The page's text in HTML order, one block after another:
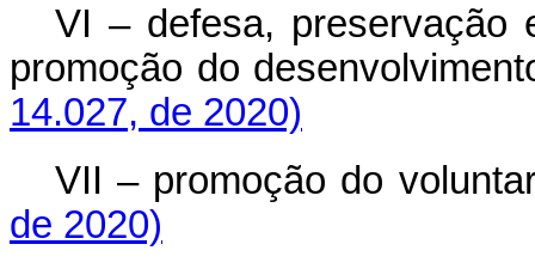
VI – defesa, preservação
promoção do
14.027, de 2020)
VII – promoção do
de 2020)